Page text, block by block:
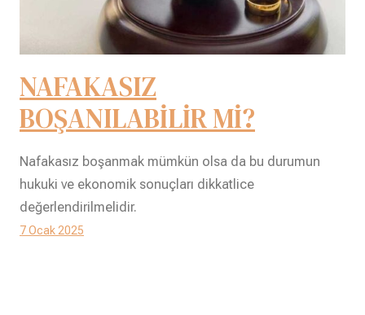
NAFAKASIZ
BOŞANILABİLİR Mİ?
Nafakasız boşanmak mümkün olsa da bu durumun
hukuki ve ekonomik sonuçları dikkatlice
değerlendirilmelidir.
7 Ocak 2025